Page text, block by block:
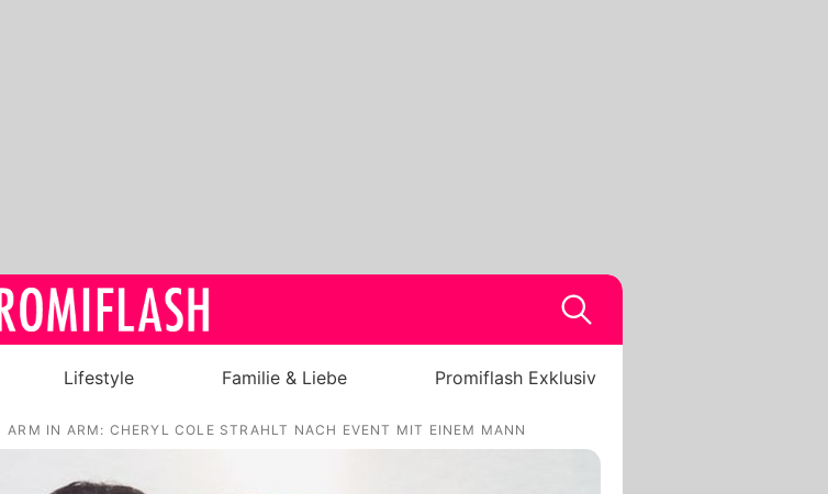
Royals
Stars
Lifestyle Familie & Liebe Promiflash Exklusiv
ARM IN ARM: CHERYL COLE STRAHLT NACH EVENT MIT EINEM MANN